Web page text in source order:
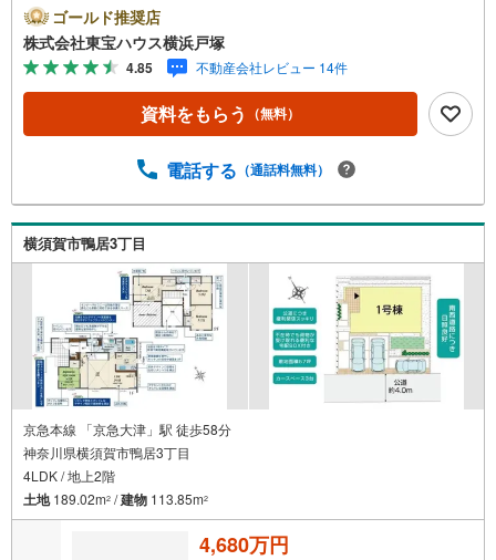
です♪＝＝＝＝＝＝＝＝＝＝＝＝＝＝＝＝＝＝＝＝【東宝
ハウス横浜戸塚】提携銀行 じぶん銀行利用可 *がん100％保
証団信＋全疾病保障付き＝＝＝＝＝＝＝＝＝＝＝＝＝＝＝
＝＝＝＝＝○現地見学会（事前に必ずお問い合わせくださ
い）毎日、ご見学・ご相談が可能です。9:00～21:00まで。
ご自宅へお迎え、最寄駅でお待ち合わせ、弊社へのご来社
ョンライフプランにあった資金計画や、住宅ローンのご相
料提携駐車場がございます詳しくは営業スタッフよりお伝
えさせて頂きます。なんでもお気軽にお申し付けください
ませ。
ゴールド推奨店
株式会社東宝ハウス横浜戸塚
4.85 不動産会社レビュー 14件
資料をもらう （無料）
電話する （通話料無料）
横須賀市鴨居3丁目
京急本線 「京急大津」駅 徒歩58分
神奈川県横須賀市鴨居3丁目
4LDK / 地上2階
土地189.02m2 /建物 113.85m2
4,680万円